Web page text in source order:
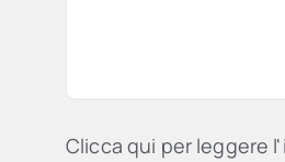
Clicca qui per leggere